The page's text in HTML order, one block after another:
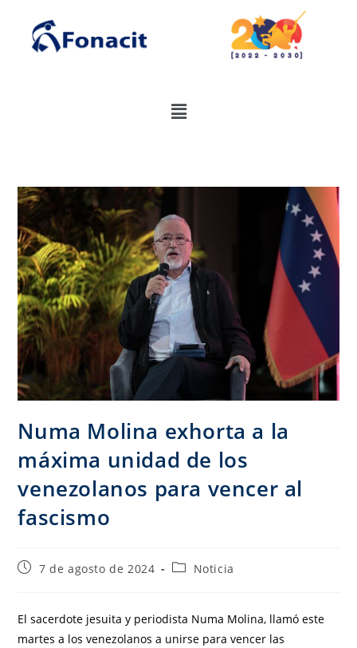
Numa Molina exhorta a la
máxima unidad de los
venezolanos para vencer al
fascismo
7 de agosto de 2024 Noticia
El sacerdote jesuita y periodista Numa Molina, llamó este
martes a los venezolanos a unirse para vencer las